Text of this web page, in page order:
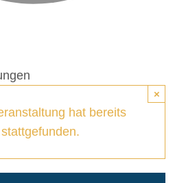
ANFRAGEN
hat bereits
stattgefunden.
×